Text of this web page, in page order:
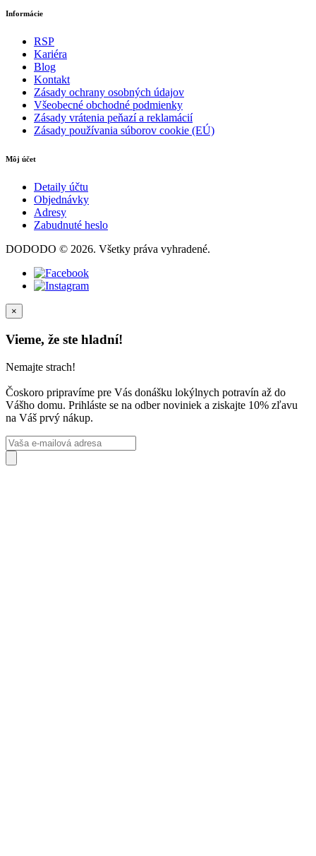
Informácie
RSP
Kariéra
Blog
Kontakt
Zásady ochrany osobných údajov
Všeobecné obchodné podmienky
Zásady vrátenia peňazí a reklamácií
Zásady používania súborov cookie (EÚ)
Môj účet
Detaily účtu
Objednávky
Adresy
Zabudnuté heslo
DODODO © 2026. Všetky práva vyhradené.
×
Vieme, že ste hladní!
Nemajte strach!
Čoskoro pripravíme pre Vás donášku lokýlnych potravín až do
Vášho domu. Prihláste se na odber noviniek a ziskajte 10% zľavu
na Váš prvý nákup.